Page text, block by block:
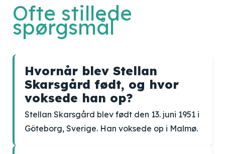
Ofte stillede
spørgsmål
Hvornår blev Stellan
Skarsgård født, og hvor
voksede han op?
Stellan Skarsgård blev født den 13. juni 1951 i
Göteborg, Sverige. Han voksede op i Malmø.